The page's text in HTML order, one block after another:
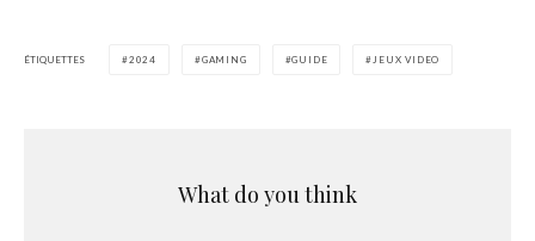
ÉTIQUETTES 2024 GAMING GUIDE JEUX VIDEO
What do you think